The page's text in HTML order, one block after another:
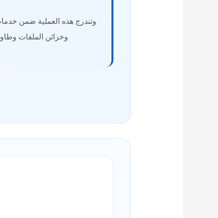
وتندرج هذه العملية ضمن
وخزائن الملفات